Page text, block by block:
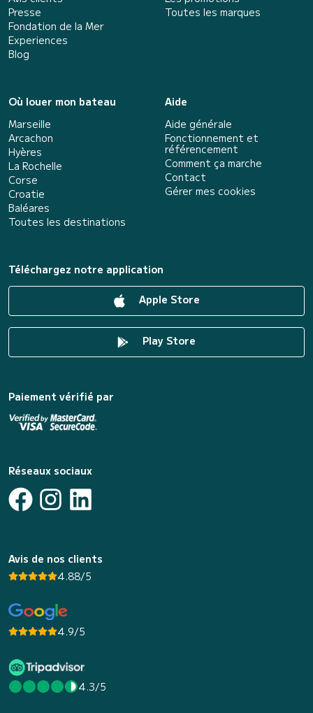
Presse
Fondation de la Mer
Experiences
Blog
Toutes les marques
Où louer mon bateau
Marseille
Arcachon
Hyères
La Rochelle
Corse
Croatie
Baléares
Toutes les destinations
Aide
Aide générale
Fonctionnement et
référencement
Comment ça marche
Contact
Gérer mes cookies
Téléchargez notre application
Apple Store
Play Store
Paiement vérifié par
Réseaux sociaux
Avis de nos clients
4.88/5
4.9/5
4.3/5